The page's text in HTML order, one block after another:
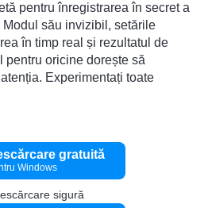
pentru înregistrarea în secret a
său invizibil, setările
în timp real și rezultatul de
oricine dorește să
Experimentați toate
gratuită
Windows
sigură